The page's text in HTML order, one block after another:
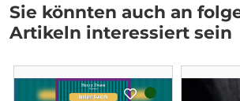
Sie könnten auch an
Artikeln interessiert sein